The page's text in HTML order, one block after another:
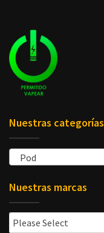
Nuestras categorías
Pod
Nuestras marcas
Please Select